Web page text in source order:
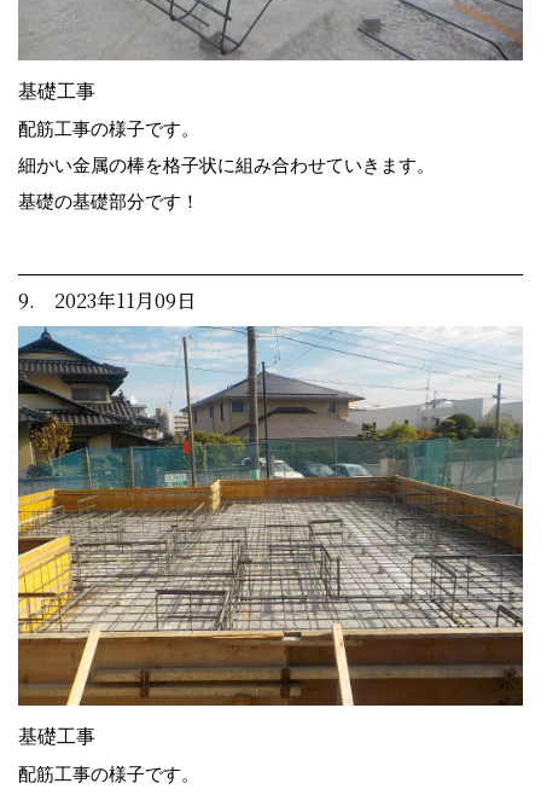
基礎工事
配筋工事の様子です。
細かい金属の棒を格子状に組み合わせていきます。
基礎の基礎部分です！
9. 2023年11月09日
基礎工事
配筋工事の様子です。